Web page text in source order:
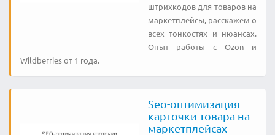
штрихкодов для товаров на
маркетплейсы, расскажем о
всех тонкостях и нюансах.
Опыт работы с Ozon и
Wildberries от 1 года.
Seo-оптимизация
карточки товара на
маркетплейсах